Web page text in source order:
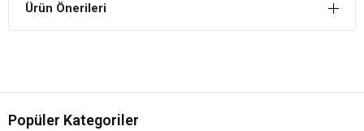
Ürün Önerileri
Popüler Kategoriler